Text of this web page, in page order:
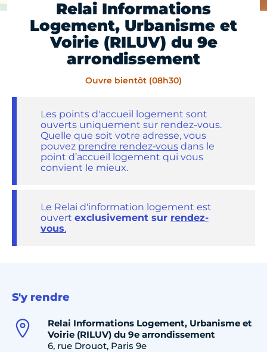
Relai Informations
Logement, Urbanisme et
Voirie (RILUV) du 9e
arrondissement
Ouvre bientôt (08h30)
Les points d'accueil logement sont
ouverts uniquement sur rendez-vous.
Quelle que soit votre adresse, vous
pouvez prendre rendez‑vous dans le
point d’accueil logement qui vous
convient le mieux.
Le Relai d'information logement est
ouvert exclusivement sur rendez-
vous.
S'y rendre
Relai Informations Logement, Urbanisme et
Voirie (RILUV) du 9e arrondissement
6, rue Drouot, Paris 9e